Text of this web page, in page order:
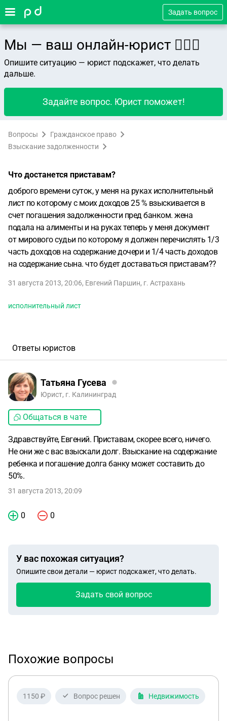
Задать вопрос
Мы — ваш онлайн-юрист 👨🏻‍⚖️
Опишите ситуацию — юрист подскажет, что делать
дальше.
Задайте вопрос. Юрист поможет!
Вопросы
Гражданское право
Взыскание задолженности
Что достанется приставам?
доброго времени суток, у меня на руках исполнительный
лист по которому с моих доходов 25 % взыскивается в
счет погашения задолженности пред банком. жена
подала на алименты и на руках теперь у меня документ
от мирового судьи по которому я должен перечислять 1/3
часть доходов на содержание дочери и 1/4 часть доходов
на содержание сына. что будет доставаться приставам??
31 августа 2013, 20:06, Евгений Паршин, г. Астрахань
исполнительный лист
Ответы юристов
Татьяна Гусева
Юрист, г. Калининград
Общаться в чате
Здравствуйте, Евгений. Приставам, скорее всего, ничего.
Не они же с вас взыскали долг. Взыскание на содержание
ребенка и погашение долга банку может составить до
50%.
31 августа 2013, 20:09
0 0
У вас похожая ситуация?
Опишите свои детали — юрист подскажет, что делать.
Задать свой вопрос
Похожие вопросы
1150 ₽ Вопрос решен Недвижимость